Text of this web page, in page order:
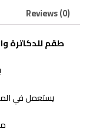
Reviews (0)
طقم للدكاترة
يستعمل في